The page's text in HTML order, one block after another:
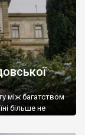
між багатством
більше не